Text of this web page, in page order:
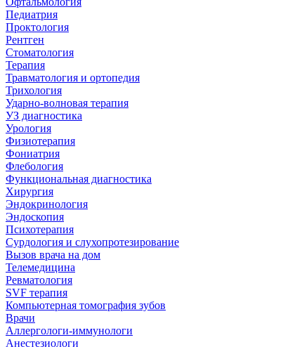
Педиатрия
Проктология
Рентген
Стоматология
Терапия
Травматология и ортопедия
Трихология
Ударно-волновая терапия
УЗ диагностика
Урология
Физиотерапия
Фониатрия
Флебология
Функциональная диагностика
Хирургия
Эндокринология
Эндоскопия
Психотерапия
Сурдология и слухопротезирование
Вызов врача на дом
Телемедицина
Ревматология
SVF терапия
Компьютерная томография зубов
Врачи
Аллергологи-иммунологи
Анестезиологи